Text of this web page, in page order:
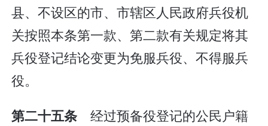
县、不设区的市、市辖区人民政府兵役机
关按照本条第一款、第二款有关规定将其
兵役登记结论变更为免服兵役、不得服兵
役。
第二十五条经过预备役登记的公民户籍